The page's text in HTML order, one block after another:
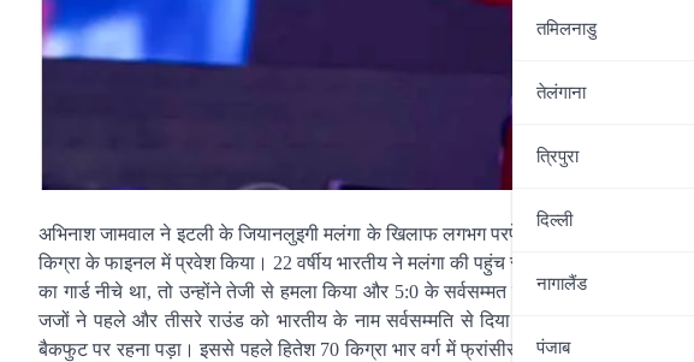
तमिलनाडु
तेलंगाना
त्रिपुरा
दिल्‍ली
नागालैंड
पंजाब
अभिनाश जामवाल ने इटली के जियानलुइगी मलंगा के खिलाफ लगभग परफेक्ट प्रदर्शन करते हुए
किग्रा के फाइनल में प्रवेश किया। 22 वर्षीय भारतीय ने मलंगा की पहुंच से दूर रहने के लिए अपने
का गार्ड नीचे था, तो उन्होंने तेजी से हमला किया और 5:0 के सर्वसम्मत फैसले को हासिल
जजों ने पहले और तीसरे राउंड को भारतीय के नाम सर्वसम्मति से दिया। मलंगा को पहले राउंड
बैकफुट पर रहना पड़ा। इससे पहले हितेश 70 किग्रा भार वर्ग में फ्रांसीसी ओलंपियन माकन